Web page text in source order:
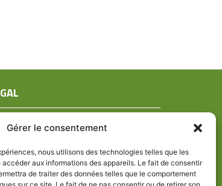
Gérer le consentement
nous utilisons des technologies telles que les
aux informations des appareils. Le fait de consentir
de traiter des données telles que le comportement
légales
de confidentialité
de cookies (UE)